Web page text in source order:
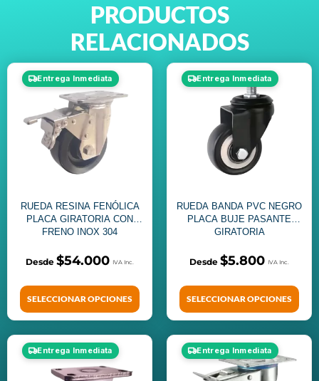
PRODUCTOS
RELACIONADOS
Entrega Inmediata
RUEDA RESINA FENÓLICA
PLACA GIRATORIA CON
FRENO INOX 304
$54.000
SELECCIONAR OPCIONES
Entrega Inmediata
RUEDA BANDA PVC NEGRO
PLACA BUJE PASANTE
GIRATORIA
$5.800
SELECCIONAR OPCIONES
Entrega Inmediata Entrega Inmediata